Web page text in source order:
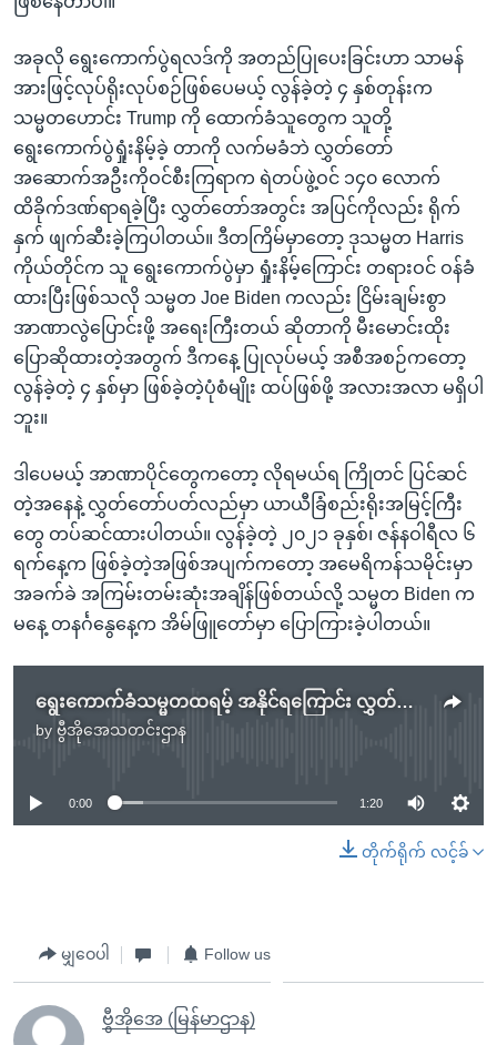
အခုလို ရွေးကောက်ပွဲရလဒ်ကို အတည်ပြုပေးခြင်းဟာ သာမန်
အားဖြင့်လုပ်ရိုးလုပ်စဉ်ဖြစ်ပေမယ့် လွန်ခဲ့တဲ့ ၄ နှစ်တုန်းက
သမ္မတဟောင်း Trump ကို ထောက်ခံသူတွေက သူတို့
ရွေးကောက်ပွဲရှုံးနိမ့်ခဲ့ တာကို လက်မခံဘဲ လွှတ်တော်
အဆောက်အဦးကိုဝင်စီးကြရာက ရဲတပ်ဖွဲ့ဝင် ၁၄၀ လောက်
ထိခိုက်ဒဏ်ရာရခဲ့ပြီး လွှတ်တော်အတွင်း အပြင်ကိုလည်း ရိုက်
နှက် ဖျက်ဆီးခဲ့ကြပါတယ်။ ဒီတကြိမ်မှာတော့ ဒုသမ္မတ Harris
ကိုယ်တိုင်က သူ ရွေးကောက်ပွဲမှာ ရှုံးနိမ့်ကြောင်း တရားဝင် ဝန်ခံ
ထားပြီးဖြစ်သလို သမ္မတ Joe Biden ကလည်း ငြိမ်းချမ်းစွာ
အာဏာလွဲပြောင်းဖို့ အရေးကြီးတယ် ဆိုတာကို မီးမောင်းထိုး
ပြောဆိုထားတဲ့အတွက် ဒီကနေ့ ပြုလုပ်မယ့် အစီအစဉ်ကတော့
လွန်ခဲ့တဲ့ ၄ နှစ်မှာ ဖြစ်ခဲ့တဲ့ပုံစံမျိုး ထပ်ဖြစ်ဖို့ အလားအလာ မရှိပါ
ဘူး။
ဒါပေမယ့် အာဏာပိုင်တွေကတော့ လိုရမယ်ရ ကြိုတင် ပြင်ဆင်
တဲ့အနေနဲ့ လွှတ်တော်ပတ်လည်မှာ ယာယီခြံစည်းရိုးအမြင့်ကြီး
တွေ တပ်ဆင်ထားပါတယ်။ လွန်ခဲ့တဲ့ ၂၀၂၁ ခုနှစ်၊ ဇန်နဝါရီလ ၆
ရက်နေ့က ဖြစ်ခဲ့တဲ့အဖြစ်အပျက်ကတော့ အမေရိကန်သမိုင်းမှာ
အခက်ခဲ အကြမ်းတမ်းဆုံးအချိန်ဖြစ်တယ်လို့ သမ္မတ Biden က
မနေ့ တနင်္ဂနွေနေ့က အိမ်ဖြူတော်မှာ ပြောကြားခဲ့ပါတယ်။
ရွေးကောက်ခံသမ္မတထရမ့် အနိုင်ရကြောင်း လွှတ်တော်မှာ ဒီကနေ့ အတည်ပြုမည်
by ဗွီအိုအေသတင်းဌာန
No media source currently available
0:00 1:20
တိုက်ရိုက် လင့်ခ်
မျှဝေပါ Follow us
ဗွီအိုအေ (မြန်မာဌာန)